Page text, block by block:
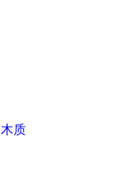
木质